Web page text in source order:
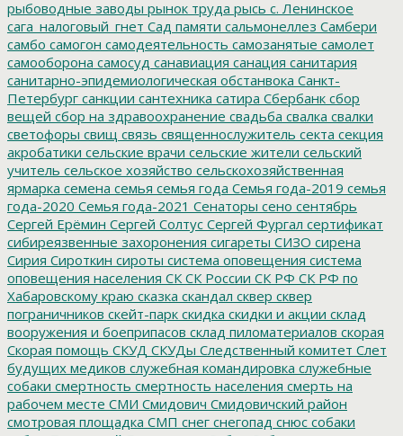
рыбоводные заводы рынок труда рысь с. Ленинское
сага_налоговый_гнет Сад памяти сальмонеллез Самбери
самбо самогон самодеятельность самозанятые самолет
самооборона самосуд санавиация санация санитария
санитарно-эпидемиологическая обстанвока Санкт-
Петербург санкции сантехника сатира Сбербанк сбор
вещей сбор на здравоохранение свадьба свалка свалки
светофоры свищ связь священнослужитель секта секция
акробатики сельские врачи сельские жители сельский
учитель сельское хозяйство сельскохозяйственная
ярмарка семена семья семья года Семья года-2019 семья
года-2020 Семья года-2021 Сенаторы сено сентябрь
Сергей Ерёмин Сергей Солтус Сергей Фургал сертификат
сибиреязвенные захоронения сигареты СИЗО сирена
Сирия Сироткин сироты система оповещения система
оповещения населения СК СК России СК РФ СК РФ по
Хабаровскому краю сказка скандал сквер сквер
пограничников скейт-парк скидка скидки и акции склад
вооружения и боеприпасов склад пиломатериалов скорая
Скорая помощь СКУД СКУДы Следственный комитет Слет
будущих медиков служебная командировка служебные
собаки смертность смертность населения смерть на
рабочем месте СМИ Смидович Смидовичский район
смотровая площадка СМП снег снегопад снюс собаки